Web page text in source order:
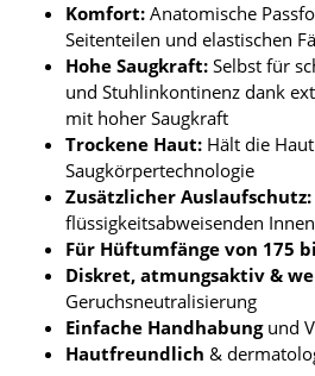
Komfort: Anatomische
Seitenteilen und elastischen
Hohe Saugkraft: Selbst für
und Stuhlinkontinenz dank
mit hoher Saugkraft
Trockene Haut: Hält die
Saugkörpertechnologie
Zusätzlicher Auslaufschutz:
flüssigkeitsabweisenden
Für Hüftumfänge von 175
Diskret, atmungsaktiv &
Geruchsneutralisierung
Einfache Handhabungund
Hautfreundlich &